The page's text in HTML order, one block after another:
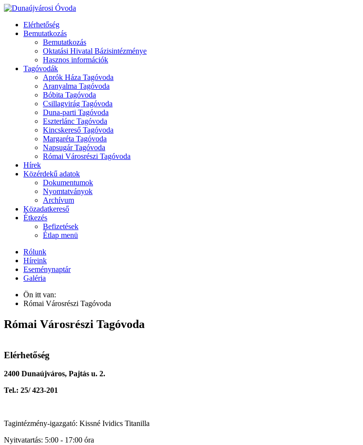
Elérhetőség
Bemutatkozás
Bemutatkozás
Oktatási Hivatal Bázisintézménye
Hasznos információk
Tagóvodák
Aprók Háza Tagóvoda
Aranyalma Tagóvoda
Bóbita Tagóvoda
Csillagvirág Tagóvoda
Duna-parti Tagóvoda
Eszterlánc Tagóvoda
Kincskereső Tagóvoda
Margaréta Tagóvoda
Napsugár Tagóvoda
Római Városrészi Tagóvoda
Hírek
Közérdekű adatok
Dokumentumok
Nyomtatványok
Archívum
Közadatkereső
Étkezés
Befizetések
Étlap menü
Rólunk
Híreink
Eseménynaptár
Galéria
Ön itt van:
Római Városrészi Tagóvoda
Római Városrészi Tagóvoda
Elérhetőség
2400 Dunaújváros, Pajtás u. 2.
Tel.: 25/ 423-201
Tagintézmény-igazgató: Kissné Ividics Titanilla
Nyitvatartás: 5:00 - 17:00 óra